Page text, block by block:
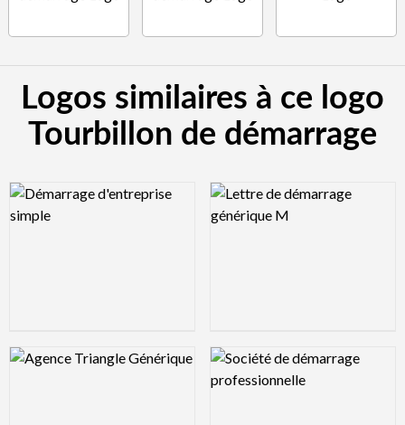
Logos similaires à ce logo
Tourbillon de démarrage
Logo Preview Image Logo Preview Image
Logo Preview Image Logo Preview Image